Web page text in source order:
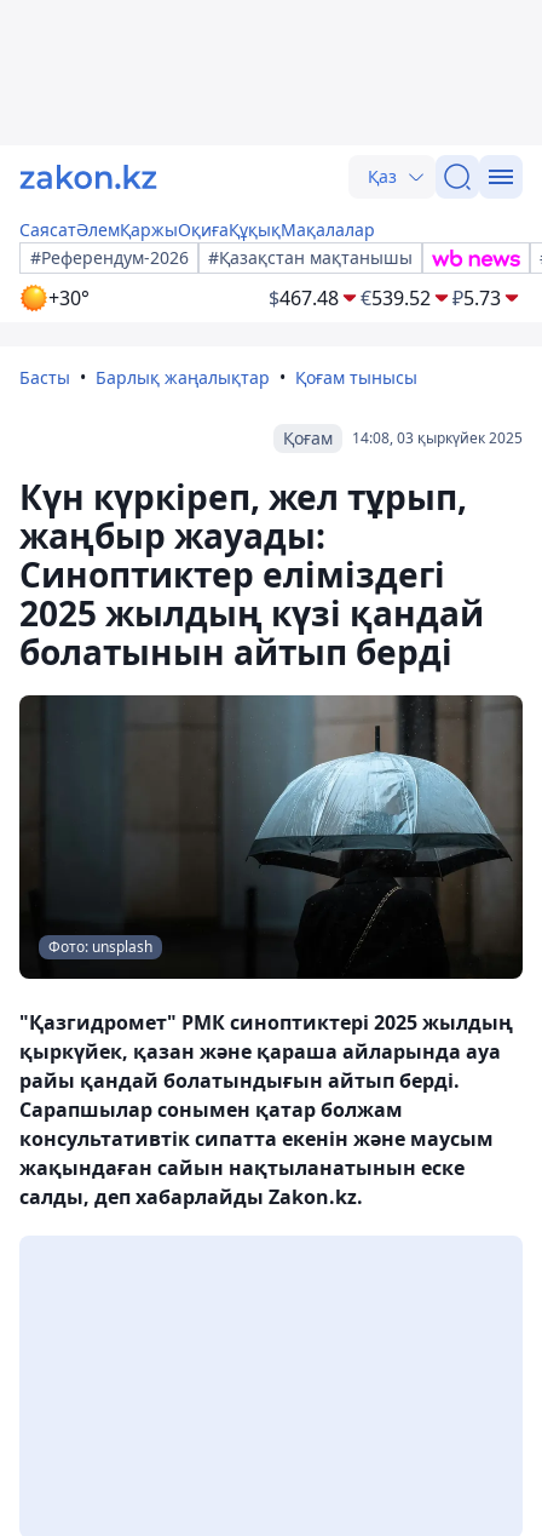
Қаз
СаясатӘлемҚаржыОқиғаҚұқықМақалалар
#Референдум-2026
#Қазақстан мақтанышы
+30° $467.48 €539.52 ₽5.73
Басты Барлық жаңалықтар Қоғам тынысы
14:08, 03 қыркүйек 2025
Қоғам
Күн күркіреп, жел тұрып,
жаңбыр жауады:
Синоптиктер еліміздегі
2025 жылдың күзі қандай
болатынын айтып берді
Фото: unsplash
"Қазгидромет" РМК синоптиктері 2025 жылдың
қыркүйек, қазан және қараша айларында ауа
райы қандай болатындығын айтып берді.
Сарапшылар сонымен қатар болжам
консультативтік сипатта екенін және маусым
жақындаған сайын нақтыланатынын еске
салды, деп хабарлайды Zakon.kz.